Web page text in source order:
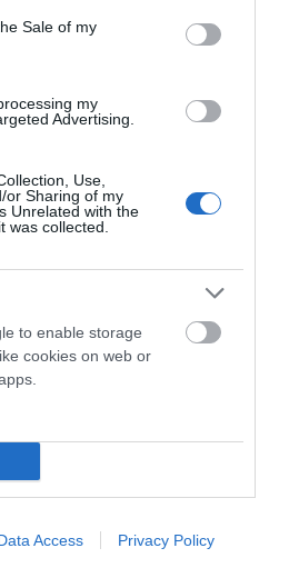
Sale of my
my
Advertising.
Use,
or Sharing of my
Unrelated with the
was collected.
to enable storage
cookies on web or
Access Privacy Policy
Y JUNIOR EN OIARTZUN
Y SEGUIR PEDALEANDO
pensadas para acompañar a
DE OIARTZUN BIKE,
PARA ESTAS NAVIDADES